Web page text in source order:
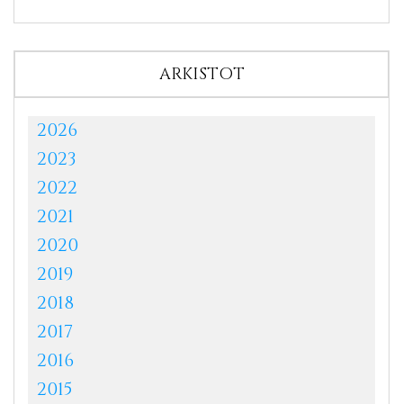
ARKISTOT
2026
2023
2022
2021
2020
2019
2018
2017
2016
2015